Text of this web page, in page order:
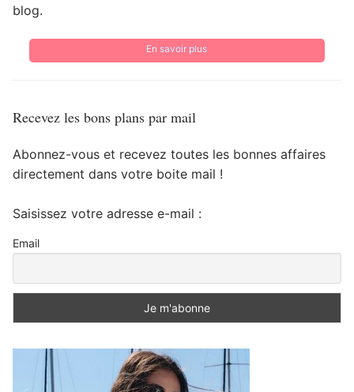
blog.
En savoir plus
Recevez les bons plans par mail
Abonnez-vous et recevez toutes les bonnes affaires
directement dans votre boite mail !
Saisissez votre adresse e-mail :
Email